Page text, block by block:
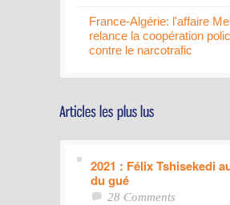
France-Algérie: l'affaire
relance la coopération
contre le narcotrafic
2021 : Félix Tshisekedi
du gué
28 Comments